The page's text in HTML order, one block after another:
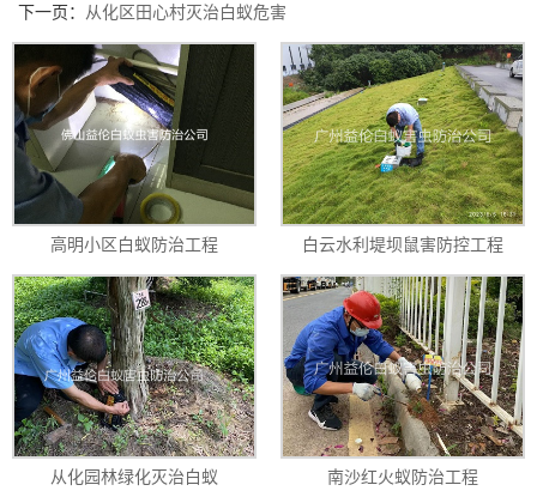
下一页：
从化区田心村灭治白蚁危害
高明小区白蚁防治工程 白云水利堤坝鼠害防控工程
从化园林绿化灭治白蚁 南沙红火蚁防治工程